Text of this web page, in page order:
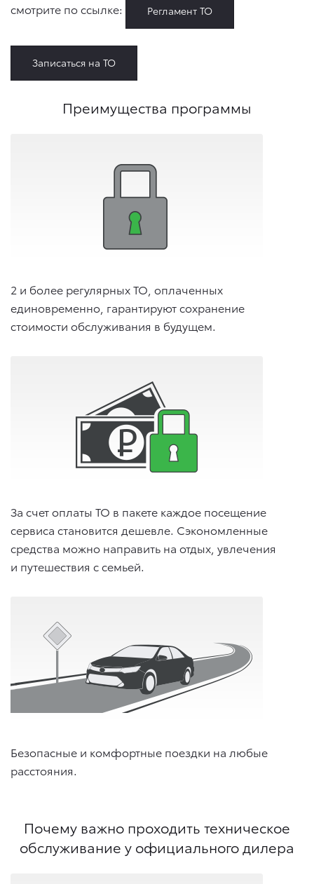
смотрите по ссылке:
Регламент ТО
Записаться на ТО
Преимущества программы
2 и более регулярных ТО, оплаченных
единовременно, гарантируют сохранение
стоимости обслуживания в будущем.
За счет оплаты ТО в пакете каждое посещение
сервиса становится дешевле. Сэкономленные
средства можно направить на отдых, увлечения
и путешествия с семьей.
Безопасные и комфортные поездки на любые
расстояния.
Почему важно проходить техническое
обслуживание у официального дилера